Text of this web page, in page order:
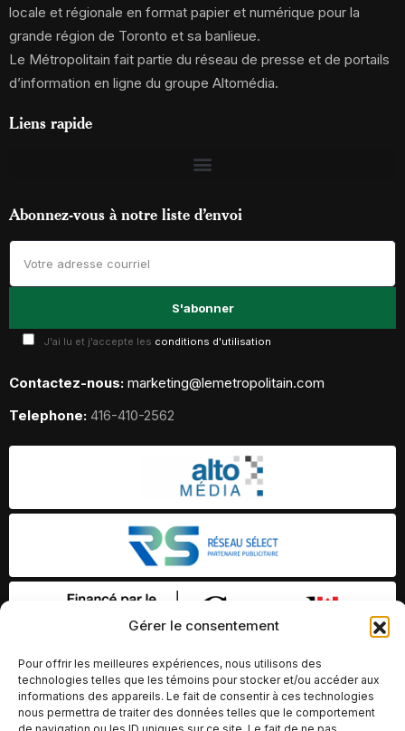
Gérer le consentement
Pour offrir les meilleures expériences, nous utilisons des
technologies telles que les témoins pour stocker et/ou accéder aux
informations des appareils. Le fait de consentir à ces technologies
nous permettra de traiter des données telles que le comportement
locale et régionale en format papier et numérique pour la
grande région de Toronto et sa banlieue.
Le Métropolitain fait partie du réseau de presse et de portails
d’information en ligne du groupe Altomédia.
Liens rapide
Abonnez-vous à notre liste d’envoi
J'ai lu et j'accepte les conditions d'utilisation
Contactez-nous: marketing@lemetropolitain.com
Telephone: 416-410-2562